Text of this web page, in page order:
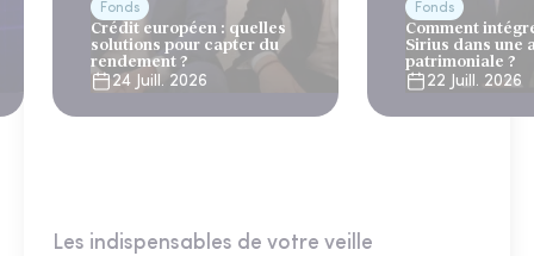
Fonds
Crédit européen : quelles
solutions pour capter du
rendement ?
24 Juill. 2026
Fonds
Comment
Sirius dans une
patrimoniale ?
22 Juill. 2026
Les indispensables de votre veille